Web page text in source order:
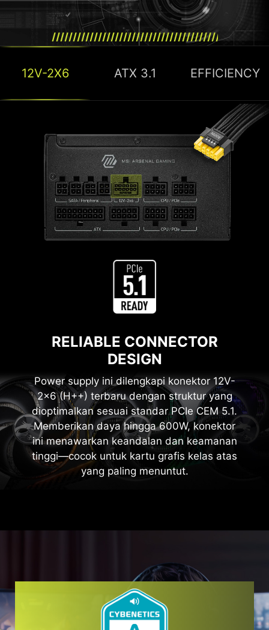
12V-2X6 ATX 3.1 EFFICIENCY
RELIABLE CONNECTOR
DESIGN
Power supply ini dilengkapi konektor 12V-
2x6 (H++) terbaru dengan struktur yang
dioptimalkan sesuai standar PCIe CEM 5.1.
Memberikan daya hingga 600W, konektor
ini menawarkan keandalan dan keamanan
tinggi—cocok untuk kartu grafis kelas atas
yang paling menuntut.
GOLD EFFICIENCY
CERTIFICATION
Efisiensi power supply berpengaruh besar
pada konsumsi daya secara keseluruhan.
Sertifikasi Gold menjadi tolok ukur
keandalan dalam efisiensi energi,
memastikan konsumsi daya lebih rendah